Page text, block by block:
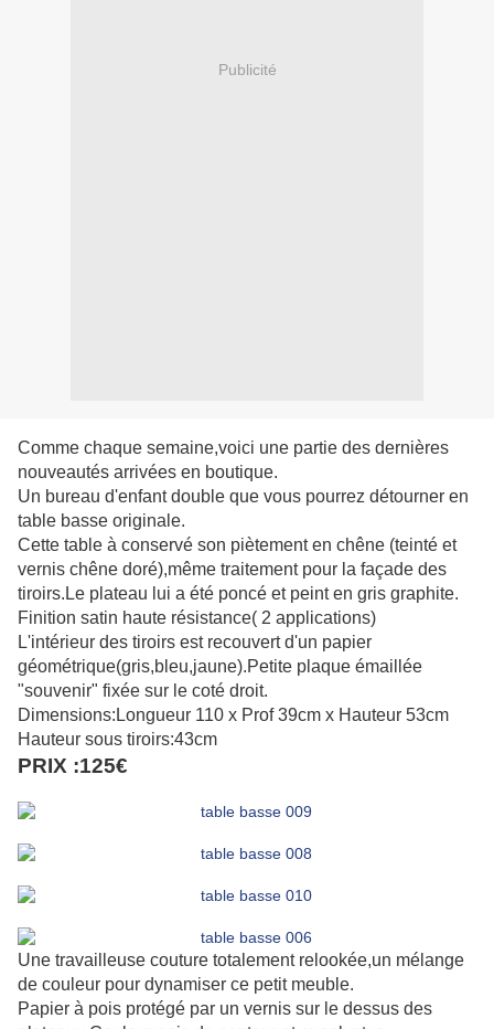
Publicité
Comme chaque semaine,voici une partie des dernières
nouveautés arrivées en boutique.
Un bureau d'enfant double que vous pourrez détourner en
table basse originale.
Cette table à conservé son piètement en chêne (teinté et
vernis chêne doré),même traitement pour la façade des
tiroirs.Le plateau lui a été poncé et peint en gris graphite.
Finition satin haute résistance( 2 applications)
L'intérieur des tiroirs est recouvert d'un papier
géométrique(gris,bleu,jaune).Petite plaque émaillée
"souvenir" fixée sur le coté droit.
Dimensions:Longueur 110 x Prof 39cm x Hauteur 53cm
Hauteur sous tiroirs:43cm
PRIX :125€
Une travailleuse couture totalement relookée,un mélange
de couleur pour dynamiser ce petit meuble.
Papier à pois protégé par un vernis sur le dessus des